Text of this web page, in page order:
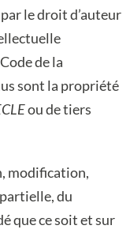
le droit d’auteur
de la
sont la propriété
ou de tiers
modification,
du
que ce soit et sur